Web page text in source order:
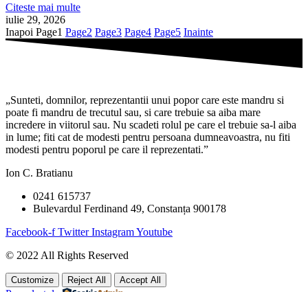
Citeste mai multe
iulie 29, 2026
Inapoi Page1 Page2 Page3 Page4 Page5 Inainte
„Sunteti, domnilor, reprezentantii unui popor care este mandru si
poate fi mandru de trecutul sau, si care trebuie sa aiba mare
incredere in viitorul sau. Nu scadeti rolul pe care el trebuie sa-l aiba
in lume; fiti cat de modesti pentru persoana dumneavoastra, nu fiti
modesti pentru poporul pe care il reprezentati.”
Ion C. Bratianu
0241 615737
Bulevardul Ferdinand 49, Constanța 900178
Facebook-f Twitter InstagramYoutube
© 2022 All Rights Reserved
Customize Reject All Accept All